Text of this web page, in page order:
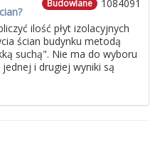
1084091
Budowlane
ilość płyt izolacyjnych
ścian budynku metodą
suchą". Nie ma do wyboru
i drugiej wyniki są